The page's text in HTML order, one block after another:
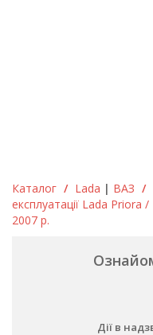
Каталог / Lada | ВАЗ /
експлуатації Lada
2007 р.
Дії в